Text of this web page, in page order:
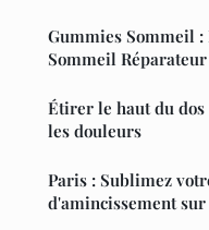
Gummies Sommeil
Sommeil Réparateur
Étirer le haut du
les douleurs
Paris : Sublimez
d'amincissement